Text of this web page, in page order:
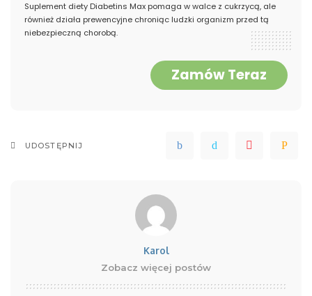
Suplement diety Diabetins Max pomaga w walce z cukrzycą, ale
również działa prewencyjne chroniąc ludzki organizm przed tą
niebezpieczną chorobą.
Zamów Teraz
UDOSTĘPNIJ
Karol
Zobacz więcej postów